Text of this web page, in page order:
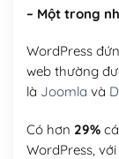
– Một trong
WordPress
web thường
là Joomla và
Có hơn 29%
WordPress,